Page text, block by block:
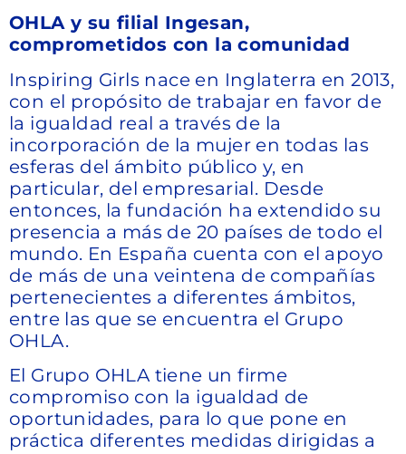
OHLA y su filial Ingesan,
comprometidos con la comunidad
Inspiring Girls nace en Inglaterra en 2013,
con el propósito de trabajar en favor de
la igualdad real a través de la
incorporación de la mujer en todas las
esferas del ámbito público y, en
particular, del empresarial. Desde
entonces, la fundación ha extendido su
presencia a más de 20 países de todo el
mundo. En España cuenta con el apoyo
de más de una veintena de compañías
pertenecientes a diferentes ámbitos,
entre las que se encuentra el Grupo
OHLA.
El Grupo OHLA tiene un firme
compromiso con la igualdad de
oportunidades, para lo que pone en
práctica diferentes medidas dirigidas a